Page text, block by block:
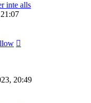
inte alls
20:49